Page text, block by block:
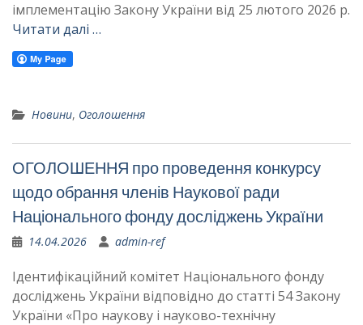
імплементацію Закону України від 25 лютого 2026 р.
Читати далі …
Новини, Оголошення
ОГОЛОШЕННЯ про проведення конкурсу
щодо обрання членів Наукової ради
Національного фонду досліджень України
14.04.2026 admin-ref
Ідентифікаційний комітет Національного фонду
досліджень України відповідно до статті 54 Закону
України «Про наукову і науково-технічну